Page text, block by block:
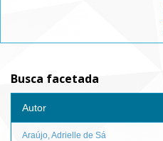
Busca facetada
Autor
Araújo, Adrielle de Sá